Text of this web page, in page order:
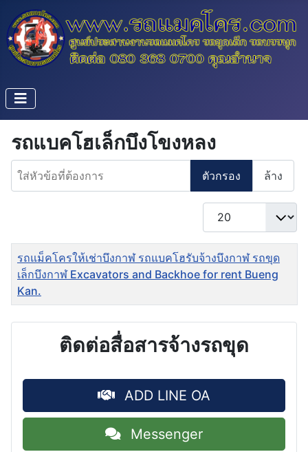
รถแบคโฮเล็กบึงโขงหลง
ใส่หัวข้อที่ต้องการ
ตัวกรอง ล้าง
แสดง #
ชื่อ
รถแม็คโครให้เช่าบึงกาฬ รถแบคโฮรับจ้างบึงกาฬ รถขุด
เล็กบึงกาฬ Excavators and Backhoe for rent Bueng
Kan.
ติดต่อสื่อสารจ้างรถขุด
ADD LINE OA
Messenger